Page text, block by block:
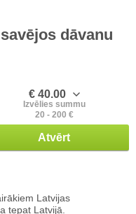
dāvanu
€ 40.00
Izvēlies summu
20 - 200 €
Atvērt
Latvijas
tepat Latvijā.